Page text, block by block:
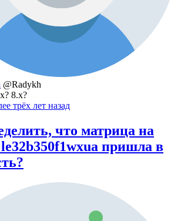
@Radykh
8.х?
трёх лет назад
что матрица на
le32b350f1wxua пришла в